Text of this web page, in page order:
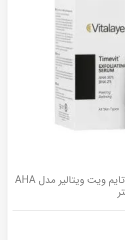
سرم پوست لایه بردار تایم ویت ویتالیر مدل AHA